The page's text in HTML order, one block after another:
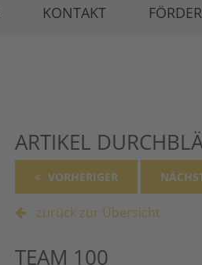
KONTAKT
ARTIKEL
VORHERIGER
zurück zur Übersicht
TEAM 100